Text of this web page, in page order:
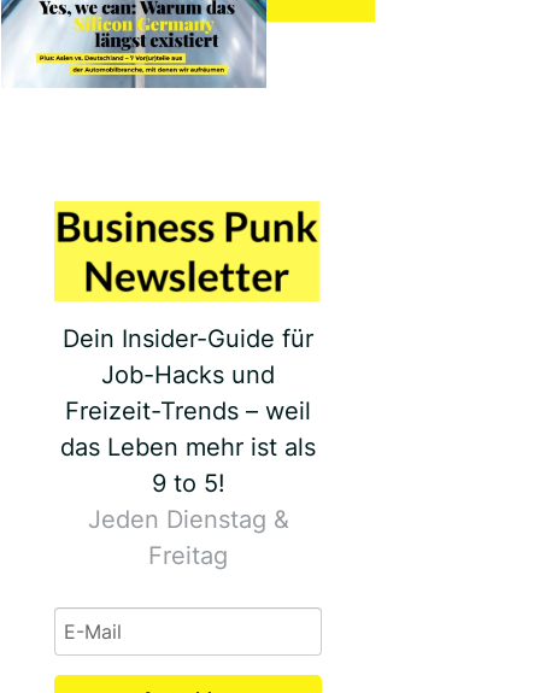
Dein Insider-Guide für
Job-Hacks und
Freizeit-Trends – weil
das Leben mehr ist als
9 to 5!
Jeden Dienstag &
Freitag